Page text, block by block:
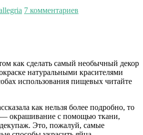
7 комментариев
как сделать самый необычный декор
натуральными красителями
использования пищевых читайте
как нельзя более подробно, то
— окрашивание с помощью ткани,
Это, пожалуй, самые